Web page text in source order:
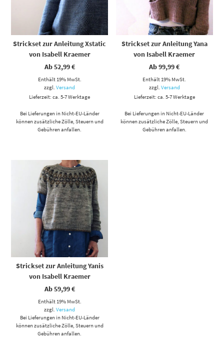
Strickset zur Anleitung Xstatic
von Isabell Kraemer
Ab52,99€
Enthält 19% MwSt.
zzgl.Versand
Lieferzeit: ca. 5-7 Werktage
Bei Lieferungen in Nicht-EU-Länder
können zusätzliche Zölle, Steuern und
Gebühren anfallen.
Strickset zur Anleitung Yana
von Isabell Kraemer
Ab99,99€
Enthält 19% MwSt.
zzgl. Versand
Lieferzeit: ca. 5-7 Werktage
Bei Lieferungen in Nicht-EU-Länder
können zusätzliche Zölle, Steuern und
Gebühren anfallen.
Dieses Produkt weist mehrere Varianten auf. Die Optionen können auf der Produktseite gewählt werden
Strickset zur Anleitung Yanis
von Isabell Kraemer
Ab59,99€
Enthält 19% MwSt.
zzgl.Versand
Bei Lieferungen in Nicht-EU-Länder
können zusätzliche Zölle, Steuern und
Gebühren anfallen.